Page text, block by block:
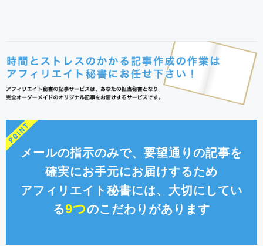
メールの指示のみで、要望通りの記事を
確実にお手元にお届けするため
アフィリエイト秘書には、大切にしてい
る9つのこだわりがあります